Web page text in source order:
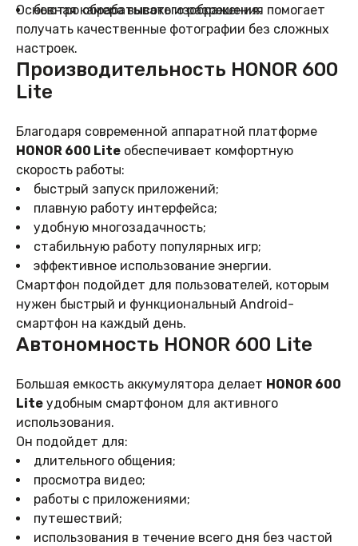
быстро обрабатывать изображения.
Основная камера высокого разрешения помогает
получать качественные фотографии без сложных
настроек.
Производительность HONOR 600
Lite
Благодаря современной аппаратной платформе
HONOR 600 Lite обеспечивает комфортную
скорость работы:
быстрый запуск приложений;
плавную работу интерфейса;
удобную многозадачность;
стабильную работу популярных игр;
эффективное использование энергии.
Смартфон подойдет для пользователей, которым
нужен быстрый и функциональный Android-
смартфон на каждый день.
Автономность HONOR 600 Lite
Большая емкость аккумулятора делает HONOR 600
Lite удобным смартфоном для активного
использования.
Он подойдет для:
длительного общения;
просмотра видео;
работы с приложениями;
путешествий;
использования в течение всего дня без частой